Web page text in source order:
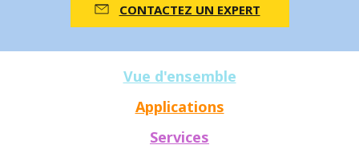
CONTACTEZ UN EXPERT
Vue d'ensemble
Applications
Services